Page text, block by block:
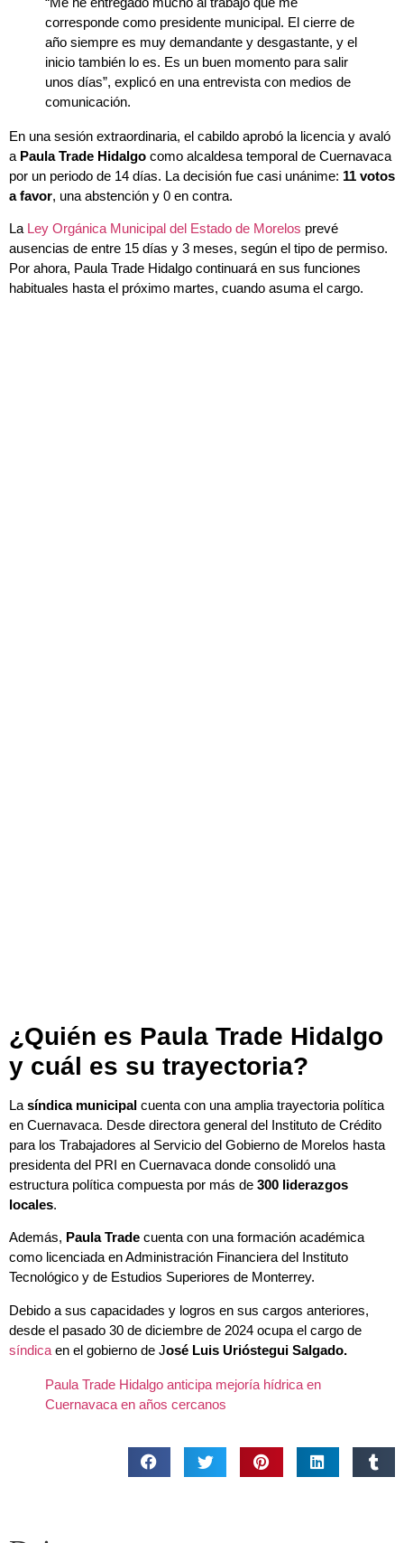
año siempre es muy demandante y desgastante, y el
inicio también lo es. Es un buen momento para salir
unos días”, explicó en una entrevista con medios de
comunicación.
En una sesión extraordinaria, el cabildo aprobó la licencia y avaló
aPaula Trade Hidalgocomo alcaldesa temporal de Cuernavaca
por un periodo de 14 días. La decisión fue casi unánime:11 votos
a favor, una abstención y 0 en contra.
LaLey Orgánica Municipal del Estado de Morelos
ausencias de entre 15 días y 3 meses, según el tipo de permiso.
Por ahora, Paula Trade Hidalgo continuará en sus funciones
habituales hasta el próximo martes, cuando asuma el cargo.
y cuál es su trayectoria?
La síndica municipal cuenta con una amplia trayectoria política
en Cuernavaca. Desde directora general del Instituto de Crédito
para los Trabajadores al Servicio del Gobierno de Morelos hasta
presidenta del PRI en Cuernavaca donde consolidó una
estructura política compuesta por más de 300 liderazgos
locales.
Además,
como licenciada en Administración Financiera del Instituto
Tecnológico y de Estudios Superiores de Monterrey.
Debido a sus capacidades y logros en sus cargos anteriores,
desde el pasado 30 de diciembre de 2024 ocupa el cargo de
síndicaen el gobierno de José Luis Urióstegui Salgado.
Paula Trade Hidalgo anticipa mejoría hídrica en
Cuernavaca en años cercanos